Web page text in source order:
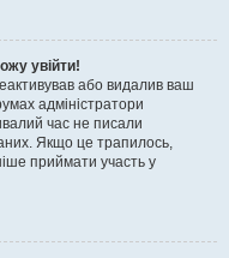
увійти!
або видалив ваш
адміністратори
час не писали
Якщо це трапилось,
приймати участь у